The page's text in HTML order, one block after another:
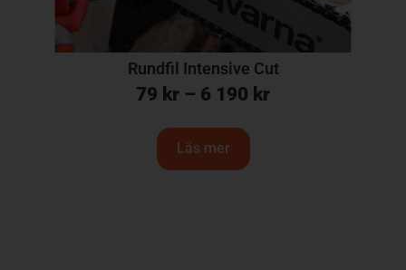
Rundfil Intensive Cut
79 kr – 6 190 kr
Läs mer